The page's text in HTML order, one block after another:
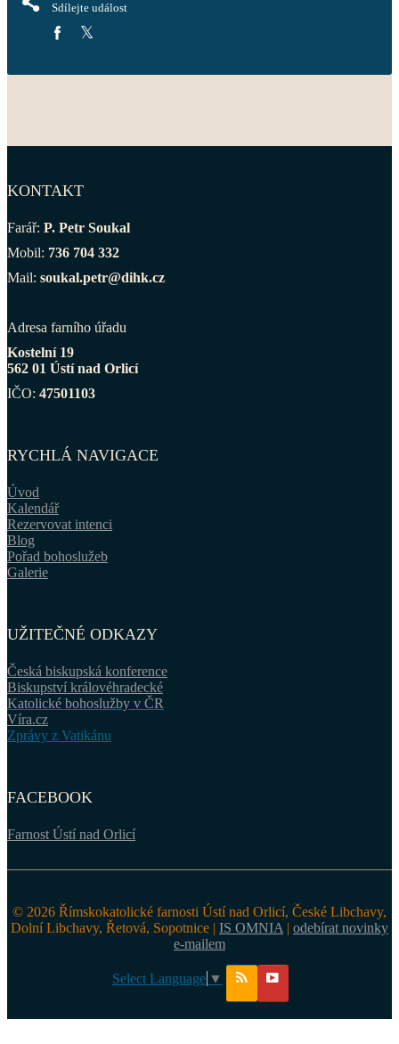
Sdílejte událost
KONTAKT
Farář: P. Petr Soukal
Mobil: 736 704 332
Mail: soukal.petr@dihk.cz
Adresa farního úřadu
Kostelní 19
562 01 Ústí nad Orlicí
IČO: 47501103
RYCHLÁ NAVIGACE
Úvod
Kalendář
Rezervovat intenci
Blog
Pořad bohoslužeb
Galerie
UŽITEČNÉ ODKAZY
Česká biskupská konference
Biskupství královéhradecké
Katolické bohoslužby v ČR
Víra.cz
Zprávy z Vatikánu
FACEBOOK
Farnost Ústí nad Orlicí
© 2026 Římskokatolické farnosti Ústí nad Orlicí, České Libchavy,
Dolní Libchavy, Řetová, Sopotnice | IS OMNIA | odebírat novinky
e-mailem
Select Language ▼